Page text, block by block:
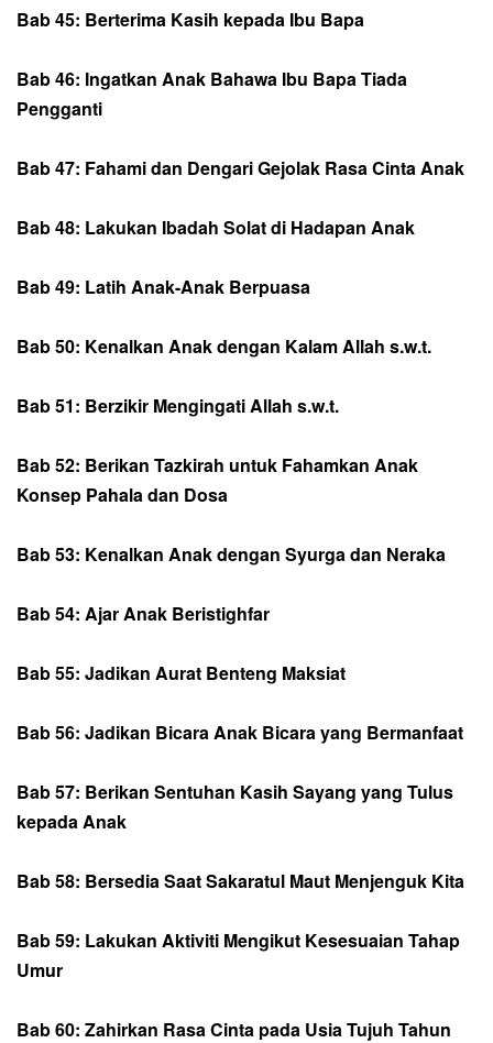
Bab 45: Berterima Kasih kepada Ibu Bapa
Bab 46: Ingatkan Anak Bahawa Ibu Bapa Tiada
Pengganti
Bab 47: Fahami dan Dengari Gejolak Rasa Cinta Anak
Bab 48: Lakukan Ibadah Solat di Hadapan Anak
Bab 49: Latih Anak-Anak Berpuasa
Bab 50: Kenalkan Anak dengan Kalam Allah s.w.t.
Bab 51: Berzikir Mengingati Allah s.w.t.
Bab 52: Berikan Tazkirah untuk Fahamkan Anak
Konsep Pahala dan Dosa
Bab 53: Kenalkan Anak dengan Syurga dan Neraka
Bab 54: Ajar Anak Beristighfar
Bab 55: Jadikan Aurat Benteng Maksiat
Bab 56: Jadikan Bicara Anak Bicara yang Bermanfaat
Bab 57: Berikan Sentuhan Kasih Sayang yang Tulus
kepada Anak
Bab 58: Bersedia Saat Sakaratul Maut Menjenguk Kita
Bab 59: Lakukan Aktiviti Mengikut Kesesuaian Tahap
Umur
Bab 60: Zahirkan Rasa Cinta pada Usia Tujuh Tahun